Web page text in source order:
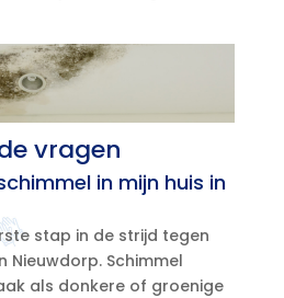
vragen
in mijn huis in
stap in de strijd tegen
Nieuwdorp.​ Schimmel
als donkere of groenige